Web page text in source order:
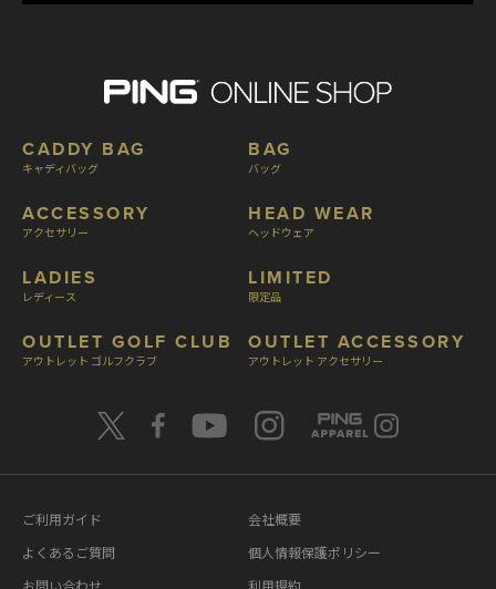
CADDY BAG
キャディバッグ
ACCESSORY
アクセサリー
LADIES
レディース
OUTLET GOLF CLUB
アウトレット ゴルフクラブ
BAG
バッグ
HEAD WEAR
ヘッドウェア
LIMITED
限定品
OUTLET ACCESSORY
アウトレット アクセサリー
ご利用ガイド
よくあるご質問
会社概要
個人情報保護ポリシー